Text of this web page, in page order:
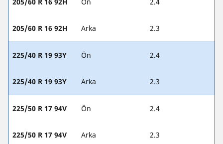
205/60 R 16 92H Arka 2.3
225/40 R 19 93Y Ön 2.4
225/40 R 19 93Y Arka 2.3
225/50 R 17 94V Ön 2.4
225/50 R 17 94V Arka 2.3